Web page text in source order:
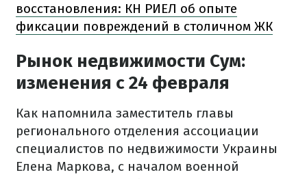
восстановления: КН РИЕЛ об опыте
фиксации повреждений в столичном ЖК
Рынок недвижимости Сум:
изменения с 24 февраля
Как напомнила заместитель главы
регионального отделения ассоциации
специалистов по недвижимости Украины
Елена Маркова, с началом военной